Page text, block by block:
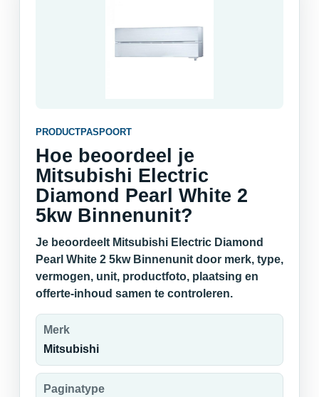
PRODUCTPASPOORT
Hoe beoordeel je
Mitsubishi Electric
Diamond Pearl White 2
5kw Binnenunit?
Je beoordeelt Mitsubishi Electric Diamond
Pearl White 2 5kw Binnenunit door merk, type,
vermogen, unit, productfoto, plaatsing en
offerte-inhoud samen te controleren.
Merk
Mitsubishi
Paginatype